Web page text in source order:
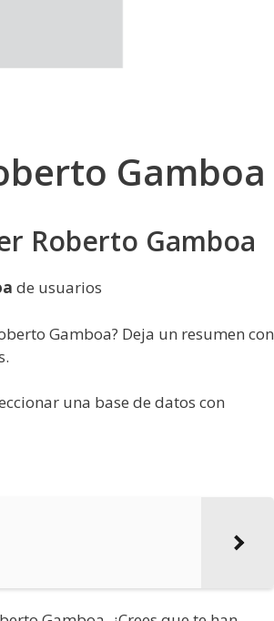
Gamboa
Roberto Gamboa
de usuarios
Gamboa? Deja un resumen con
una base de datos con